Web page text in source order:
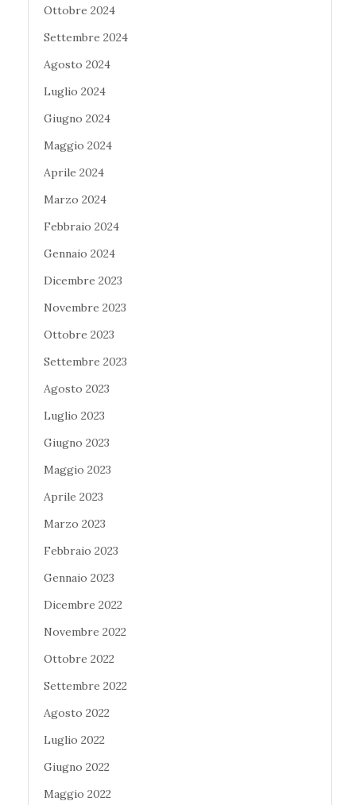
Ottobre 2024
Settembre 2024
Agosto 2024
Luglio 2024
Giugno 2024
Maggio 2024
Aprile 2024
Marzo 2024
Febbraio 2024
Gennaio 2024
Dicembre 2023
Novembre 2023
Ottobre 2023
Settembre 2023
Agosto 2023
Luglio 2023
Giugno 2023
Maggio 2023
Aprile 2023
Marzo 2023
Febbraio 2023
Gennaio 2023
Dicembre 2022
Novembre 2022
Ottobre 2022
Settembre 2022
Agosto 2022
Luglio 2022
Giugno 2022
Maggio 2022